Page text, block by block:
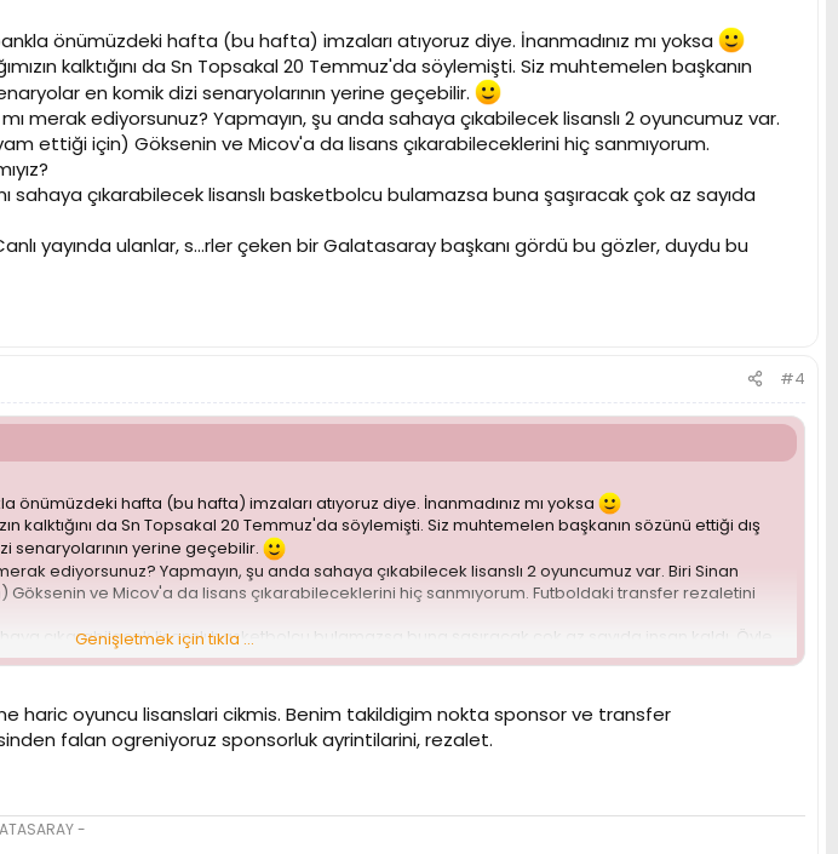
önümüzdeki hafta (bu hafta) imzaları atıyoruz diye. İnanmadınız mı yoksa
kalktığını da Sn Topsakal 20 Temmuz'da söylemişti. Siz muhtemelen başkanın
en komik dizi senaryolarının yerine geçebilir.
merak ediyorsunuz? Yapmayın, şu anda sahaya çıkabilecek lisanslı 2 oyuncumuz var.
ettiği için) Göksenin ve Micov'a da lisans çıkarabileceklerini hiç sanmıyorum.
sahaya çıkarabilecek lisanslı basketbolcu bulamazsa buna şaşıracak çok az sayıda
yayında ulanlar, s...rler çeken bir Galatasaray başkanı gördü bu gözler, duydu bu
#4
hafta (bu hafta) imzaları atıyoruz diye. İnanmadınız mı yoksa
kalktığını da Sn Topsakal 20 Temmuz'da söylemişti. Siz muhtemelen başkanın sözünü ettiği dış
senaryolarının yerine geçebilir.
ediyorsunuz? Yapmayın, şu anda sahaya çıkabilecek lisanslı 2 oyuncumuz var. Biri Sinan
ve Micov'a da lisans çıkarabileceklerini hiç sanmıyorum. Futboldaki transfer rezaletini
çıkarabilecek lisanslı basketbolcu bulamazsa buna şaşıracak çok az sayıda insan kaldı. Öyle
Genişletmek için tıkla ...
haric oyuncu lisanslari cikmis. Benim takildigim nokta sponsor ve transfer
falan ogreniyoruz sponsorluk ayrintilarini, rezalet.
-